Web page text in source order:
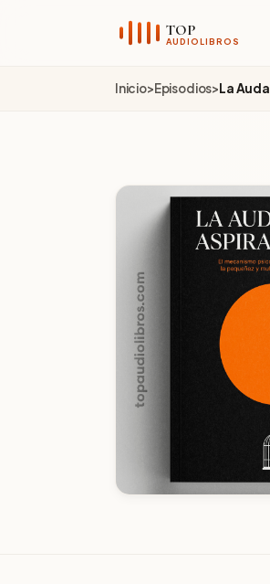
TOP
AUDIOLIBROS
Inicio>Episodios>La